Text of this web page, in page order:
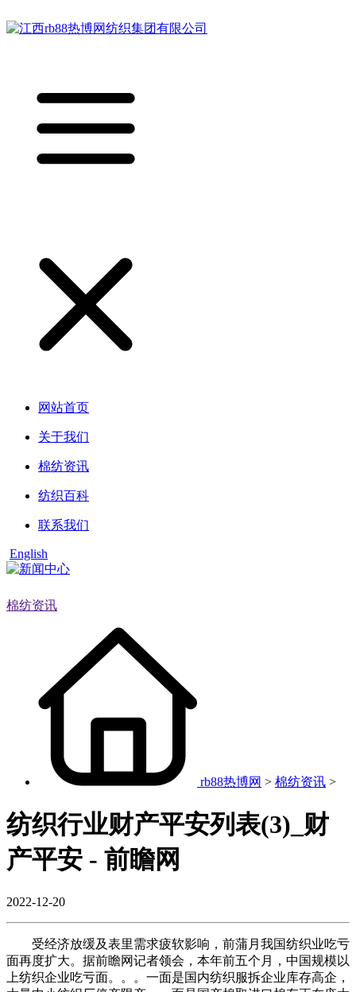
网站首页
关于我们
棉纺资讯
纺织百科
联系我们
English
棉纺资讯
rb88热博网 > 棉纺资讯 >
纺织行业财产平安列表(3)_财
产平安 - 前瞻网
2022-12-20
受经济放缓及表里需求疲软影响，前蒲月我国纺织业吃亏
面再度扩大。据前瞻网记者领会，本年前五个月，中国规模以
上纺织企业吃亏面。。。一面是国内纺织服拆企业库存高企，